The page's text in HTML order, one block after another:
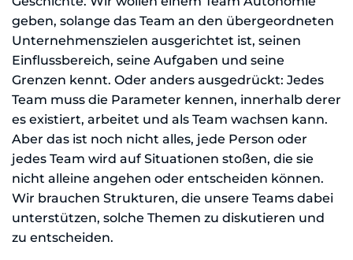
geben, solange das Team an den übergeordneten
Unternehmenszielen ausgerichtet ist, seinen
Einflussbereich, seine Aufgaben und seine
Grenzen kennt. Oder anders ausgedrückt: Jedes
Team muss die Parameter kennen, innerhalb derer
es existiert, arbeitet und als Team wachsen kann.
Aber das ist noch nicht alles, jede Person oder
jedes Team wird auf Situationen stoßen, die sie
nicht alleine angehen oder entscheiden können.
Wir brauchen Strukturen, die unsere Teams dabei
unterstützen, solche Themen zu diskutieren und
zu entscheiden.